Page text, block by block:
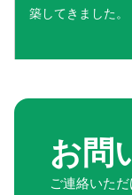
築してきました。
お問
ご連絡いた